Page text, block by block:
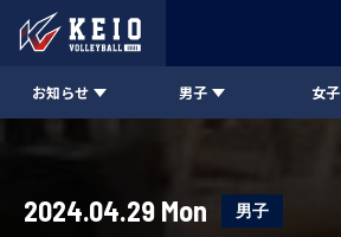
お知らせ 男子 女子
2024.04.29 Mon 男子